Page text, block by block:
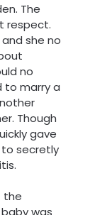
The
respect.
she no
no
to marry a
Though
gave
to secretly
the